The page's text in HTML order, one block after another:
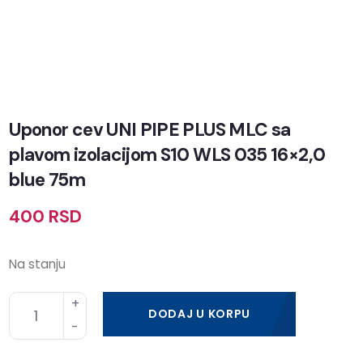
Uponor cev UNI PIPE PLUS MLC sa
plavom izolacijom S10 WLS 035 16×2,0
blue 75m
400 RSD
Na stanju
DODAJ U KORPU